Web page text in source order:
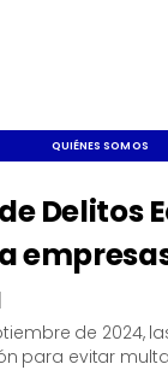
QUIÉNES SOMOS
Delitos
de 2024,
para evitar